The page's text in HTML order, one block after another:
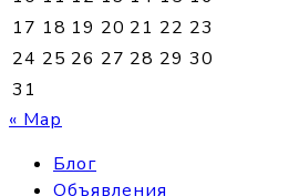
17 18 19 20 21 22 23
24 25 26 27 28 29 30
31
« Мар
Блог
Объявления